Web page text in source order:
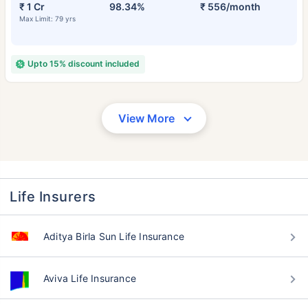
₹ 1 Cr
Max Limit: 79 yrs
98.34% ₹ 556/month
Upto 15% discount included
View More
Life Insurers
Aditya Birla Sun Life Insurance
Aviva Life Insurance